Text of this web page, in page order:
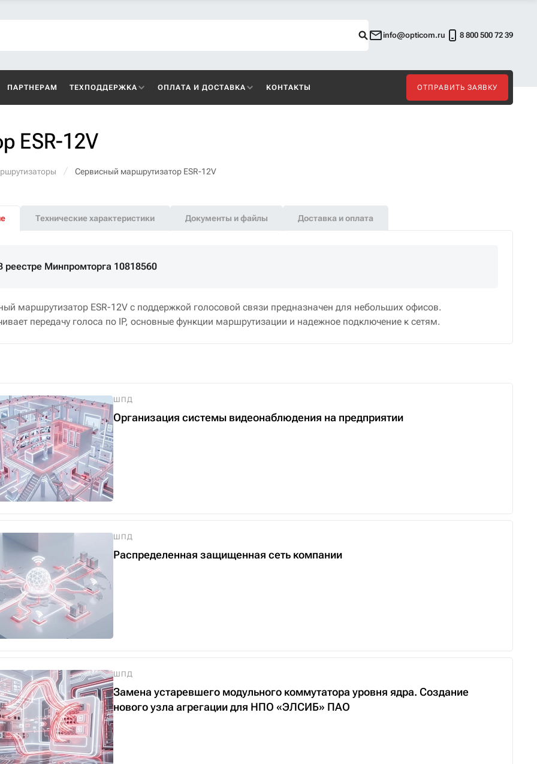
info@opticom.ru 8 800 500 72 39
ПАРТНЕРАМ ТЕХПОДДЕРЖКА ОПЛАТА И ДОСТАВКА КОНТАКТЫ ОТПРАВИТЬ ЗАЯВКУ
ESR-12V
Сервисный маршрутизатор ESR-12V
Технические характеристики Документы и файлы Доставка и оплата
реестре Минпромторга 10818560
маршрутизатор ESR-12V с поддержкой голосовой связи предназначен для небольших офисов.
передачу голоса по IP, основные функции маршрутизации и надежное подключение к сетям.
ШПД
Организация системы видеонаблюдения на предприятии
ШПД
Распределенная защищенная сеть компании
ШПД
Замена устаревшего модульного коммутатора уровня ядра. Создание
нового узла агрегации для НПО «ЭЛСИБ» ПАО